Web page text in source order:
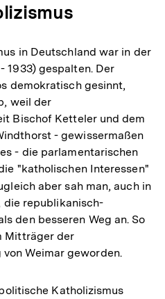
in Deutschland war in der
1933) gespalten. Der
demokratisch gesinnt,
weil der
Bischof Ketteler und dem
- gewissermaßen
- die parlamentarischen
"katholischen Interessen"
aber sah man, auch in
republikanisch-
den besseren Weg an. So
Mitträger der
Weimar geworden.
Katholizismus